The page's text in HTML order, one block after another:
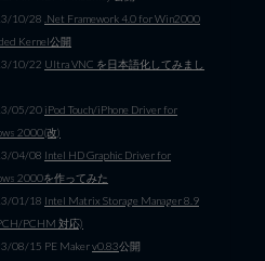
10/28 .Net Framework 4.0 for Win2000
Kernel公開
10/22 Ultra VNC を日本語化してみまし
05/20 iPod Touch/iPhone Driver for
2000(改)
04/08 Intel HD Graphic Driver for
2000を作ってみた
01/18 Intel Matrix Storage Manager 8.9
PCHM 対応)
08/15 PE Makerv0.83公開